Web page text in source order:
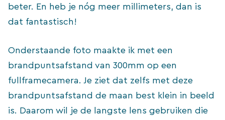
beter. En heb je nóg meer millimeters, dan is
dat fantastisch!
Onderstaande foto maakte ik met een
brandpuntsafstand van 300mm op een
fullframecamera. Je ziet dat zelfs met deze
brandpuntsafstand de maan best klein in beeld
is. Daarom wil je de langste lens gebruiken die